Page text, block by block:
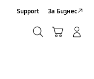
Support За Бизнес